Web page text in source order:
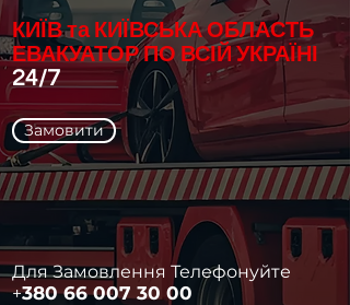
КИЇВ та КИЇВСЬКА ОБЛАСТЬ
ЕВАКУАТОР ПО ВСІЙ УКРАЇНІ
24/7
Замовити
Для Замовлення Телефонуйте
+380 66 007 30 00